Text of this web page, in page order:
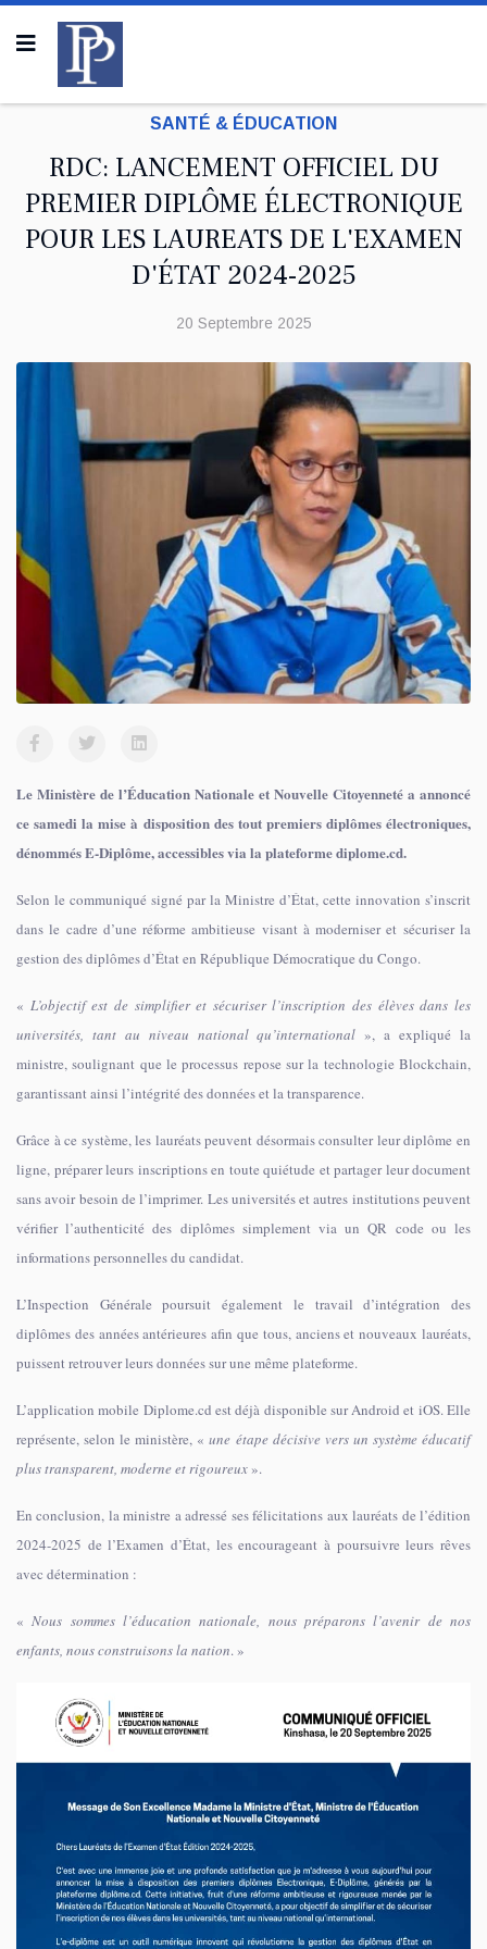
SANTÉ & ÉDUCATION
RDC: LANCEMENT OFFICIEL DU
PREMIER DIPLÔME ÉLECTRONIQUE
POUR LES LAUREATS DE L'EXAMEN
D'ÉTAT 2024-2025
20 Septembre 2025
Le Ministère de l’Éducation Nationale et Nouvelle Citoyenneté a annoncé
ce samedi la mise à disposition des tout premiers diplômes électroniques,
dénommés E-Diplôme, accessibles via la plateforme diplome.cd.
Selon le communiqué signé par la Ministre d’État, cette innovation s’inscrit
dans le cadre d’une réforme ambitieuse visant à moderniser et sécuriser la
gestion des diplômes d’État en République Démocratique du Congo.
« L’objectif est de simplifier et sécuriser l’inscription des élèves dans les
universités, tant au niveau national qu’international », a expliqué la
ministre, soulignant que le processus repose sur la technologie Blockchain,
garantissant ainsi l’intégrité des données et la transparence.
Grâce à ce système, les lauréats peuvent désormais consulter leur diplôme en
ligne, préparer leurs inscriptions en toute quiétude et partager leur document
sans avoir besoin de l’imprimer. Les universités et autres institutions peuvent
vérifier l’authenticité des diplômes simplement via un QR code ou les
informations personnelles du candidat.
L’Inspection Générale poursuit également le travail d’intégration des
diplômes des années antérieures afin que tous, anciens et nouveaux lauréats,
puissent retrouver leurs données sur une même plateforme.
L’application mobile Diplome.cd est déjà disponible sur Android et iOS. Elle
représente, selon le ministère, «une étape décisive vers un système éducatif
plus transparent, moderne et rigoureux».
En conclusion, la ministre a adressé ses félicitations aux lauréats de l’édition
2024-2025 de l’Examen d’État, les encourageant à poursuivre leurs rêves
avec détermination :
« Nous sommes l’éducation nationale, nous préparons l’avenir de nos
enfants, nous construisons la nation. »